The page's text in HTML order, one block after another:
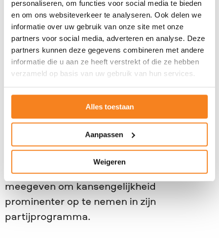
personaliseren, om functies voor social media te bieden
en om ons websiteverkeer te analyseren. Ook delen we
informatie over uw gebruik van onze site met onze
partners voor social media, adverteren en analyse. Deze
partners kunnen deze gegevens combineren met andere
informatie die u aan ze heeft verstrekt of die ze hebben
verzameld op basis van uw gebruik van hun services.
Alles toestaan
Aanpassen
Weigeren
VVD
VVD wil het onderwijs meer inrichten op
tekortsectoren, bijvoorbeeld door het
opleiden van vakpersoneel binnen techniek.
Onze tip: In tijden van groeiende sociale
ongelijkheid waarin steeds meer mensen
aan de kant komen te staan, is perspectief
op – en weten hoe je – een goede baan
krijgt en behoudt cruciaal voor de welvaart
van Nederlanders. JINC wil de VVD
meegeven om kansengelijkheid
prominenter op te nemen in zijn
partijprogramma.